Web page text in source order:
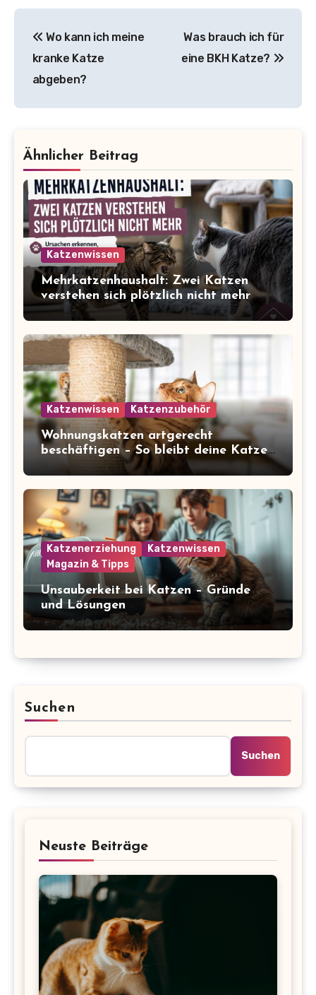
Wo kann ich meine
kranke Katze
abgeben?
Was brauch ich für
eine BKH Katze?
Ähnlicher Beitrag
Katzenwissen
Mehrkatzenhaushalt: Zwei Katzen
verstehen sich plötzlich nicht mehr
Katzenwissen Katzenzubehör
Wohnungskatzen artgerecht
beschäftigen – So bleibt deine Katze
glücklich und gesund
Katzenerziehung
Katzenwissen
Magazin & Tipps
Unsauberkeit bei Katzen – Gründe
und Lösungen
Suchen
Suchen
Neuste Beiträge